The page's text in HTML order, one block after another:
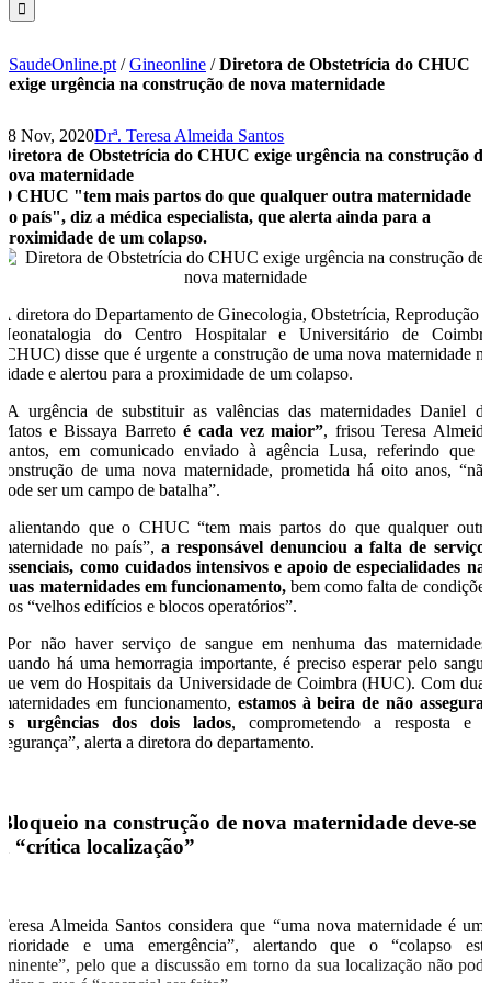
SaudeOnline.pt /Gineonline /Diretora de Obstetrícia do CHUC
exige urgência na construção de nova maternidade
18 Nov, 2020Drª. Teresa Almeida Santos
Diretora de Obstetrícia do CHUC exige urgência na construção de
nova maternidade
O CHUC "tem mais partos do que qualquer outra maternidade
no país", diz a médica especialista, que alerta ainda para a
proximidade de um colapso.
A diretora do Departamento de Ginecologia, Obstetrícia, Reprodução e
Neonatalogia do Centro Hospitalar e Universitário de Coimbra
(CHUC) disse que é urgente a construção de uma nova maternidade na
cidade e alertou para a proximidade de um colapso.
“A urgência de substituir as valências das maternidades Daniel de
Matos e Bissaya Barretoé cada vez maior”, frisou Teresa Almeida
Santos, em comunicado enviado à agência Lusa, referindo que a
construção de uma nova maternidade, prometida há oito anos, “não
pode ser um campo de batalha”.
Salientando que o CHUC “tem mais partos do que qualquer outra
maternidade no país”, a responsável denunciou a falta de serviços
essenciais, como cuidados intensivos e apoio de especialidades nas
duas maternidades em funcionamento,bem como falta de condições
nos “velhos edifícios e blocos operatórios”.
“Por não haver serviço de sangue em nenhuma das maternidades,
quando há uma hemorragia importante, é preciso esperar pelo sangue
que vem do Hospitais da Universidade de Coimbra (HUC). Com duas
maternidades em funcionamento, estamos à beira de não assegurar
as urgências dos dois lados, comprometendo a resposta e a
segurança”, alerta a diretora do departamento.
Bloqueio na construção de nova maternidade deve-se
à “crítica localização”
Teresa Almeida Santos considera que “uma nova maternidade é uma
prioridade e uma emergência”, alertando que o “colapso está
iminente”, pelo que a discussão em torno da sua localização não pode